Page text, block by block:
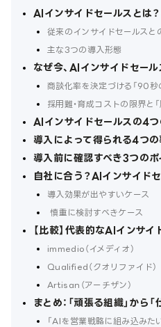
AIインサイドセールスとは？
従来のインサイドセールスと
主な3つの導入形態
なぜ今、AIインサイドセー
商談化率を決定づける「90秒
採用難・育成コストの限界と
AIインサイドセールスの4
導入によって得られる4つの
導入前に確認すべき3つのポ
自社に合う？AIインサイド
導入効果が出やすいケース
慎重に検討すべきケース
【比較】代表的なAIインサ
immedio（イメディオ）
Qualified（クオリファイド）
Artisan（アーチザン）
まとめ：「頑張る組織」から
「AIを営業戦略に組み込みた